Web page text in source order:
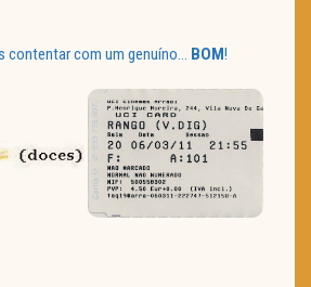
contentar com um genuíno… BOM!